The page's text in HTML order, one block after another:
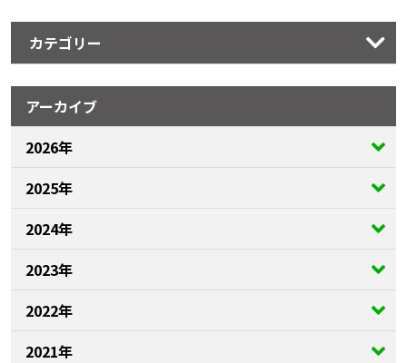
カテゴリー
アーカイブ
2026年
2025年
2024年
2023年
2022年
2021年